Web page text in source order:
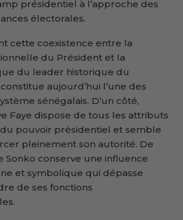
présidentiel à l’approche des
électorales.
cette coexistence entre la
du Président et la
du leader historique du
aujourd’hui l’une des
sénégalais. D’un côté,
Faye dispose de tous les attributs
pouvoir présidentiel et semble
pleinement son autorité. De
Sonko conserve une influence
et symbolique qui dépasse
de ses fonctions